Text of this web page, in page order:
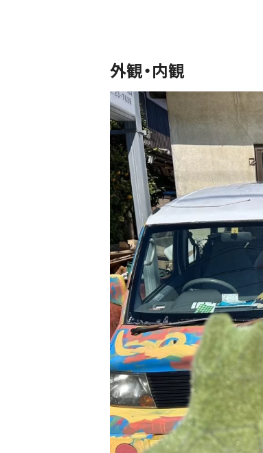
外観・内観